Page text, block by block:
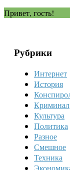
Привет, гость!
Рубрики
Интернет
История
Криминал
Культура
Политика
Разное
Смешное
Техника